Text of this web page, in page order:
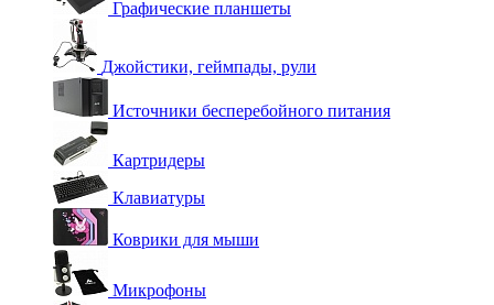
Графические планшеты
Джойстики, геймпады, рули
Источники бесперебойного питания
Картридеры
Клавиатуры
Коврики для мыши
Микрофоны